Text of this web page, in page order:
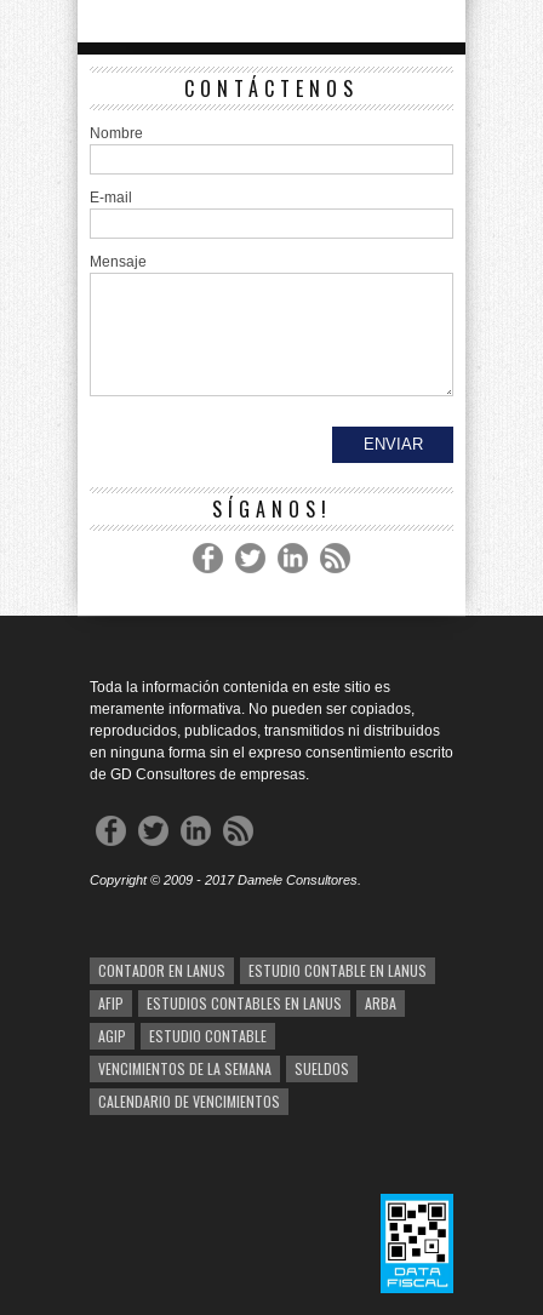
CONTÁCTENOS
Nombre
E-mail
Mensaje
SÍGANOS!
Toda la información contenida en este sitio es
meramente informativa. No pueden ser copiados,
reproducidos, publicados, transmitidos ni distribuidos
en ninguna forma sin el expreso consentimiento escrito
de GD Consultores de empresas.
Copyright © 2009 - 2017 Damele Consultores.
CONTADOR EN LANUS
ESTUDIO CONTABLE EN LANUS
AFIP
ESTUDIOS CONTABLES EN LANUS
ARBA
AGIP
ESTUDIO CONTABLE
VENCIMIENTOS DE LA SEMANA
SUELDOS
CALENDARIO DE VENCIMIENTOS